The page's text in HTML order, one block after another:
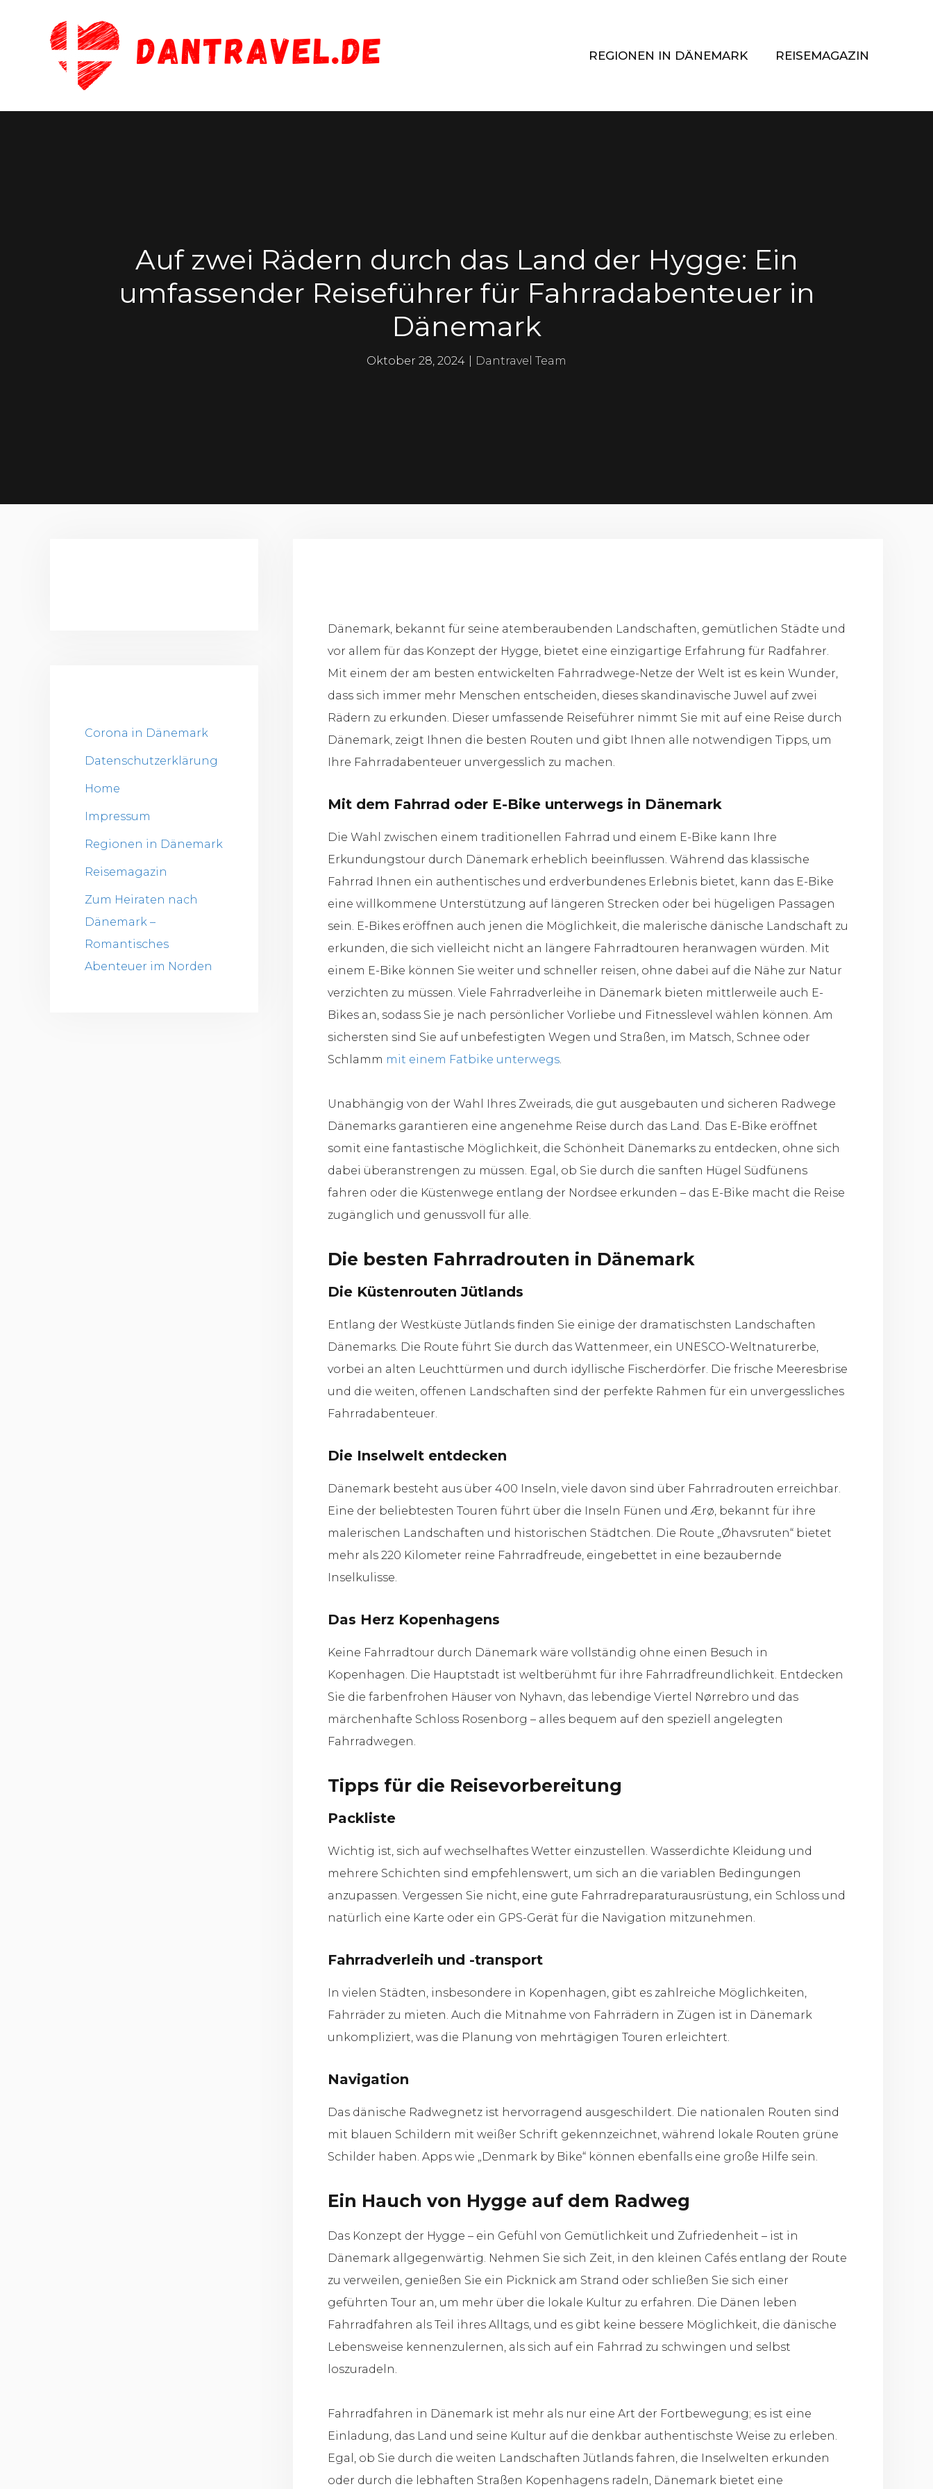
springen
REGIONEN IN DÄNEMARK REISEMAGAZIN
Auf zwei Rädern durch das Land der Hygge: Ein
umfassender Reiseführer für Fahrradabenteuer in
Dänemark
Oktober 28, 2024 Dantravel Team
Dänemark, bekannt für seine atemberaubenden Landschaften, gemütlichen Städte und
vor allem für das Konzept der Hygge, bietet eine einzigartige Erfahrung für Radfahrer.
Mit einem der am besten entwickelten Fahrradwege-Netze der Welt ist es kein Wunder,
dass sich immer mehr Menschen entscheiden, dieses skandinavische Juwel auf zwei
Rädern zu erkunden. Dieser umfassende Reiseführer nimmt Sie mit auf eine Reise durch
Dänemark, zeigt Ihnen die besten Routen und gibt Ihnen alle notwendigen Tipps, um
Ihre Fahrradabenteuer unvergesslich zu machen.
Mit dem Fahrrad oder E-Bike unterwegs in Dänemark
Die Wahl zwischen einem traditionellen Fahrrad und einem E-Bike kann Ihre
Erkundungstour durch Dänemark erheblich beeinflussen. Während das klassische
Fahrrad Ihnen ein authentisches und erdverbundenes Erlebnis bietet, kann das E-Bike
eine willkommene Unterstützung auf längeren Strecken oder bei hügeligen Passagen
sein. E-Bikes eröffnen auch jenen die Möglichkeit, die malerische dänische Landschaft zu
erkunden, die sich vielleicht nicht an längere Fahrradtouren heranwagen würden. Mit
einem E-Bike können Sie weiter und schneller reisen, ohne dabei auf die Nähe zur Natur
verzichten zu müssen. Viele Fahrradverleihe in Dänemark bieten mittlerweile auch E-
Bikes an, sodass Sie je nach persönlicher Vorliebe und Fitnesslevel wählen können. Am
sichersten sind Sie auf unbefestigten Wegen und Straßen, im Matsch, Schnee oder
Schlamm mit einem Fatbike unterwegs.
Unabhängig von der Wahl Ihres Zweirads, die gut ausgebauten und sicheren Radwege
Dänemarks garantieren eine angenehme Reise durch das Land. Das E-Bike eröffnet
somit eine fantastische Möglichkeit, die Schönheit Dänemarks zu entdecken, ohne sich
dabei überanstrengen zu müssen. Egal, ob Sie durch die sanften Hügel Südfünens
fahren oder die Küstenwege entlang der Nordsee erkunden – das E-Bike macht die Reise
zugänglich und genussvoll für alle.
Die besten Fahrradrouten in Dänemark
Die Küstenrouten Jütlands
Entlang der Westküste Jütlands finden Sie einige der dramatischsten Landschaften
Dänemarks. Die Route führt Sie durch das Wattenmeer, ein UNESCO-Weltnaturerbe,
vorbei an alten Leuchttürmen und durch idyllische Fischerdörfer. Die frische Meeresbrise
und die weiten, offenen Landschaften sind der perfekte Rahmen für ein unvergessliches
Fahrradabenteuer.
Die Inselwelt entdecken
Dänemark besteht aus über 400 Inseln, viele davon sind über Fahrradrouten erreichbar.
Eine der beliebtesten Touren führt über die Inseln Fünen und Ærø, bekannt für ihre
malerischen Landschaften und historischen Städtchen. Die Route „Øhavsruten“ bietet
mehr als 220 Kilometer reine Fahrradfreude, eingebettet in eine bezaubernde
Inselkulisse.
Das Herz Kopenhagens
Keine Fahrradtour durch Dänemark wäre vollständig ohne einen Besuch in
Kopenhagen. Die Hauptstadt ist weltberühmt für ihre Fahrradfreundlichkeit. Entdecken
Sie die farbenfrohen Häuser von Nyhavn, das lebendige Viertel Nørrebro und das
märchenhafte Schloss Rosenborg – alles bequem auf den speziell angelegten
Fahrradwegen.
Tipps für die Reisevorbereitung
Packliste
Wichtig ist, sich auf wechselhaftes Wetter einzustellen. Wasserdichte Kleidung und
mehrere Schichten sind empfehlenswert, um sich an die variablen Bedingungen
anzupassen. Vergessen Sie nicht, eine gute Fahrradreparaturausrüstung, ein Schloss und
natürlich eine Karte oder ein GPS-Gerät für die Navigation mitzunehmen.
Fahrradverleih und -transport
In vielen Städten, insbesondere in Kopenhagen, gibt es zahlreiche Möglichkeiten,
Fahrräder zu mieten. Auch die Mitnahme von Fahrrädern in Zügen ist in Dänemark
unkompliziert, was die Planung von mehrtägigen Touren erleichtert.
Navigation
Das dänische Radwegnetz ist hervorragend ausgeschildert. Die nationalen Routen sind
mit blauen Schildern mit weißer Schrift gekennzeichnet, während lokale Routen grüne
Schilder haben. Apps wie „Denmark by Bike“ können ebenfalls eine große Hilfe sein.
Ein Hauch von Hygge auf dem Radweg
Das Konzept der Hygge – ein Gefühl von Gemütlichkeit und Zufriedenheit – ist in
Dänemark allgegenwärtig. Nehmen Sie sich Zeit, in den kleinen Cafés entlang der Route
zu verweilen, genießen Sie ein Picknick am Strand oder schließen Sie sich einer
geführten Tour an, um mehr über die lokale Kultur zu erfahren. Die Dänen leben
Fahrradfahren als Teil ihres Alltags, und es gibt keine bessere Möglichkeit, die dänische
Lebensweise kennenzulernen, als sich auf ein Fahrrad zu schwingen und selbst
loszuradeln.
Fahrradfahren in Dänemark ist mehr als nur eine Art der Fortbewegung; es ist eine
Einladung, das Land und seine Kultur auf die denkbar authentischste Weise zu erleben.
Egal, ob Sie durch die weiten Landschaften Jütlands fahren, die Inselwelten erkunden
oder durch die lebhaften Straßen Kopenhagens radeln, Dänemark bietet eine
Corona in Dänemark
Datenschutzerklärung
Home
Impressum
Regionen in Dänemark
Reisemagazin
Zum Heiraten nach
Dänemark –
Romantisches
Abenteuer im Norden